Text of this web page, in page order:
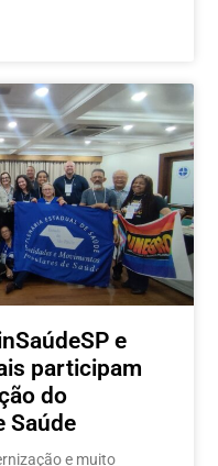
e
participam
do
Saúde
e muito